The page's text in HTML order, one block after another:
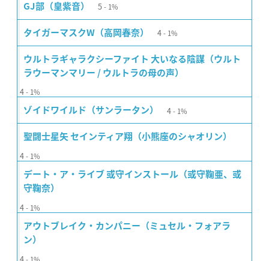
GJ部（皇紫音） 5 1%
タイガーマスクW（高岡春奈） 4 1%
ウルトラギャラクシーファイト 大いなる陰謀（ウルト
ラウーマンマリー / ウルトラの母の声）
4 1%
ゾイドワイルド（サンラータン） 4 1%
聖闘士星矢 セインティア翔（小熊座のシャオリン）
4 1%
デート・ア・ライブ 或守インストール（或守鞠亜、或
守鞠奈）
4 1%
アウトブレイク・カンパニー（ミュセル・フォアラ
ン）
4